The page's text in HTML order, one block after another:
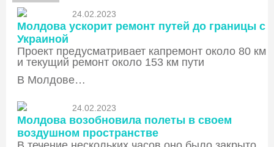
24.02.2023
Молдова ускорит ремонт путей до границы с
Украиной
Проект предусматривает капремонт около 80 км
и текущий ремонт около 153 км пути
В Молдове…
24.02.2023
Молдова возобновила полеты в своем
воздушном пространстве